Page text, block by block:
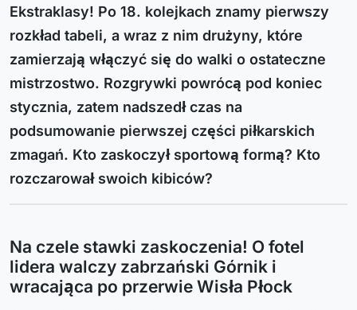
Ekstraklasy! Po 18. kolejkach znamy pierwszy
rozkład tabeli, a wraz z nim drużyny, które
zamierzają włączyć się do walki o ostateczne
mistrzostwo. Rozgrywki powrócą pod koniec
stycznia, zatem nadszedł czas na
podsumowanie pierwszej części piłkarskich
zmagań. Kto zaskoczył sportową formą? Kto
rozczarował swoich kibiców?
Na czele stawki zaskoczenia! O fotel
lidera walczy zabrzański Górnik i
wracająca po przerwie Wisła Płock